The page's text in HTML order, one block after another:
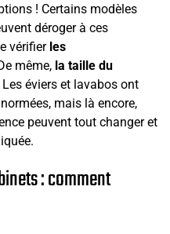
! Certains modèles
déroger à ces
vérifier les
même, la taille du
éviers et lavabos ont
mais là encore,
peuvent tout changer et
: comment